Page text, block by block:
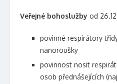
Veřejné bohoslužby od
povinné respirátory
nanoroušky
povinnost nosit
osob přednášejících